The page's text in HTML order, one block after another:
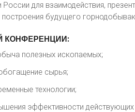
для взаимодействия,
будущего
КОНФЕРЕНЦИИ:
полезных ископаемых;
сырья;
технологии;
эффективности действующих